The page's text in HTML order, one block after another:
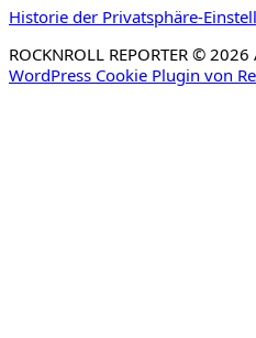
Historie der Privatsphäre-
ROCKNROLL REPORTER ©
WordPress Cookie Plugin von